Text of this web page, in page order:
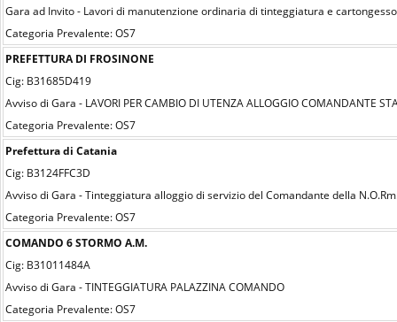
Gara ad Invito - Lavori di manutenzione ordinaria di tinteggiatura e
Categoria Prevalente: OS7
PREFETTURA DI FROSINONE
Cig: B31685D419
Avviso di Gara - LAVORI PER CAMBIO DI UTENZA ALLOGGIO COMANDANTE
Categoria Prevalente: OS7
Prefettura di Catania
Cig: B3124FFC3D
Avviso di Gara - Tinteggiatura alloggio di servizio del Comandante della
Categoria Prevalente: OS7
COMANDO 6 STORMO A.M.
Cig: B31011484A
Avviso di Gara - TINTEGGIATURA PALAZZINA COMANDO
Categoria Prevalente: OS7